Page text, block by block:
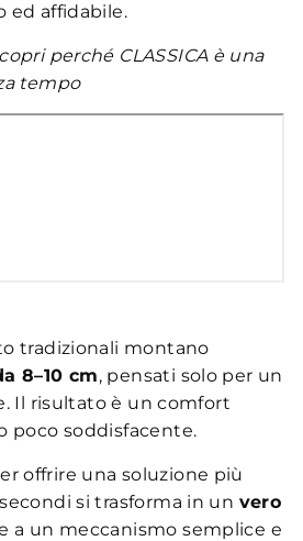
ed affidabile.
perché CLASSICA è una
tempo
tradizionali montano
8–10 cm, pensati solo per un
Il risultato è un comfort
poco soddisfacente.
offrire una soluzione più
si trasforma in un vero
a un meccanismo semplice e